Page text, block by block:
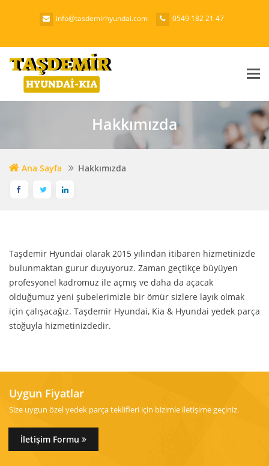
info@tasdemirhyundai.com 0549 182 21 47
Hakkımızda
Ana Sayfa Hakkımızda
Taşdemir Hyundai olarak 2015 yılından itibaren hizmetinizde
bulunmaktan gurur duyuyoruz. Zaman geçtikçe büyüyen
profesyonel kadromuz ile açmış ve daha da açacak
olduğumuz yeni şubelerimizle bir ömür sizlere layık olmak
için çalışacağız. Taşdemir Hyundai, Kia & Hyundai yedek parça
stoğuyla hizmetinizdedir.
Uygun Fiyatlar
Size uygun özel yedek parça teklifleri için bizimle iletişime geçiniz.
İletişim Formu